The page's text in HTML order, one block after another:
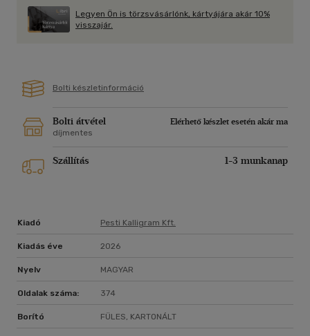
2024. Orlai produkció - Belvárosi színház, rendező: Máté
Gábor
2026. Zsolnai Városi Színház (Mestské divadlo Žilina), rendező:
Legyen Ön is törzsvásárlónk, kártyájára akár 10%
visszajár.
Bolti készletinformáció
Bolti átvétel
Elérhető készlet esetén akár ma
díjmentes
Szállítás 1-3 munkanap
Kiadó Pesti Kalligram Kft.
Kiadás éve 2026
Nyelv MAGYAR
Oldalak száma: 374
Borító FÜLES, KARTONÁLT